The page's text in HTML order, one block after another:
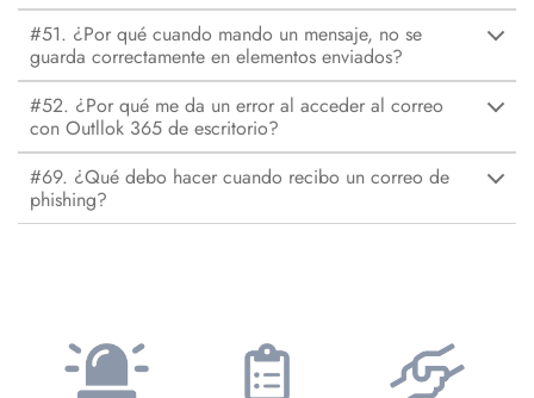
#51. ¿Por qué cuando mando un mensaje, no se
guarda correctamente en elementos enviados?
#52. ¿Por qué me da un error al acceder al correo
con Outllok 365 de escritorio?
#69. ¿Qué debo hacer cuando recibo un correo de
phishing?